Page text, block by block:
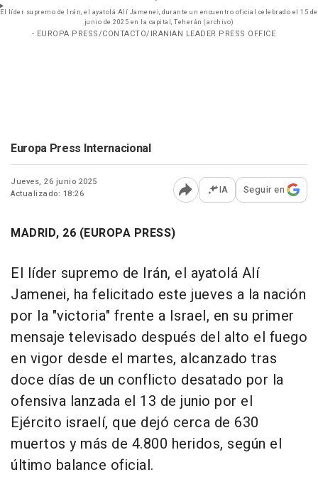
El líder supremo de Irán, el ayatolá Alí Jamenei, durante un encuentro oficial celebrado el 15 de
junio de 2025 en la capital, Teherán (archivo)
- EUROPA PRESS/CONTACTO/IRANIAN LEADER PRESS OFFICE
Europa Press Internacional
Jueves, 26 junio 2025
Actualizado: 18:26
Abrir opciones para
IA Seguir en
MADRID, 26 (EUROPA PRESS)
El líder supremo de Irán, el ayatolá Alí
Jamenei, ha felicitado este jueves a la nación
por la "victoria" frente a Israel, en su primer
mensaje televisado después del alto el fuego
en vigor desde el martes, alcanzado tras
doce días de un conflicto desatado por la
ofensiva lanzada el 13 de junio por el
Ejército israelí, que dejó cerca de 630
muertos y más de 4.800 heridos, según el
último balance oficial.